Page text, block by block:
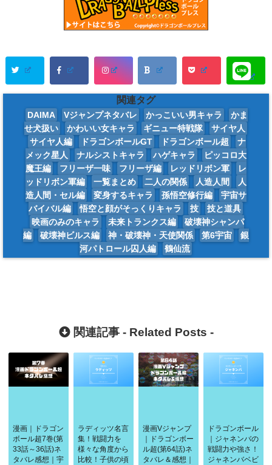
関連タグ
DAIMA Vジャンプネタバレ かっこいい男キャラ
かま
せ犬扱い
かわいい女キャラ ギニュー特戦隊
サイヤ人
サイヤ人編
ドラゴンボールGT ドラゴンボール超
ナ
メック星人
ナルシストキャラ ハゲキャラ
ピッコロ大
魔王編
フリーザ一味 フリーザ編 レッドリボン軍
レ
ッドリボン軍編
一覧まとめ 二人の関係 人造人間
人
造人間・セル編
変身するキャラ 孫悟空修行編
宇宙サ
バイバル編
悟空と顔がそっくりキャラ 技
技と道具
映画のみのキャラ
未来トランクス編
破壊神シャンパ
編
破壊神ビルス編 神・破壊神・天使関係 第6宇宙
銀
河パトロール囚人編
鶴仙流
関連記事 - Related Posts -
漫画｜ドラゴン
ボール超7巻(第
33話～36話)ネ
タバレ感想｜宇
ラディッツ名言
集！戦闘力を
様々な角度から
比較！子供の頃
漫画Vジャンプ
｜ドラゴンボー
ル超(第64話)ネ
タバレ＆感想｜
ドラゴンボール
｜ジャネンバの
戦闘力や強さ！
ジャネンバベビ